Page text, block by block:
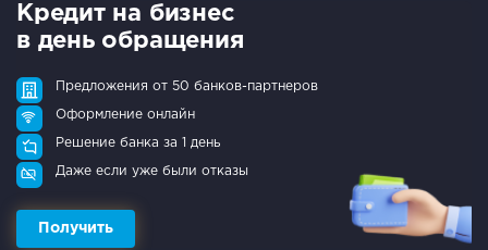
Кредит на бизнес
в день обращения
Предложения от 50 банков-партнеров
Оформление онлайн
Решение банка за 1 день
Даже если уже были отказы
Получить